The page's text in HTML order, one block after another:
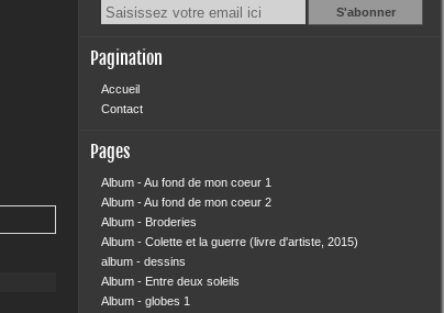
Email
Pagination
Accueil
Contact
Pages
Album - Au fond de mon coeur 1
Album - Au fond de mon coeur 2
Album - Broderies
Album - Colette et la guerre (livre d'artiste, 2015)
album - dessins
Album - Entre deux soleils
Album - globes 1